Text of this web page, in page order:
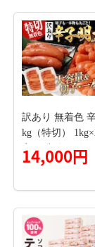
訳あり 無着色
kg（特切）
寄せ 小分け 白
あり 切れ子 切
務用 たっぷり
14,000円